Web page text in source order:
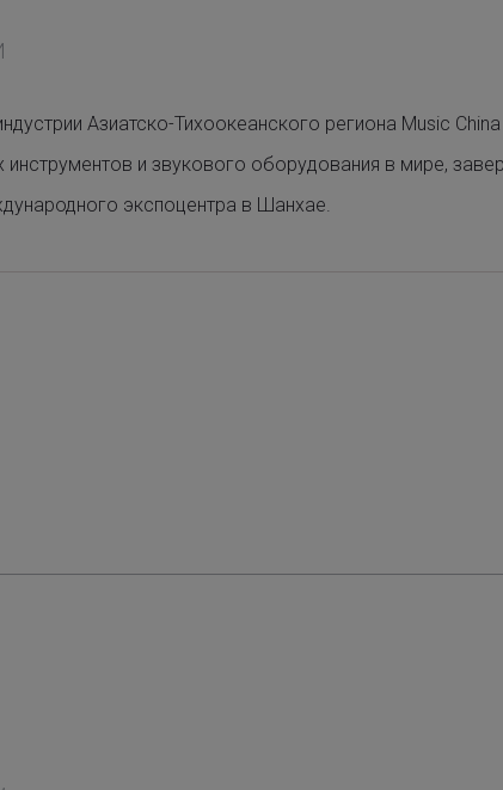
Азиатско-Тихоокеанского региона Music
инструментов и звукового оборудования в мире,
экспоцентра в Шанхае.